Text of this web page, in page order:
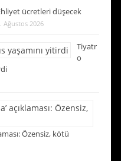
ücretleri düşecek
Ağustos 2026
Tiyatr
o
Özensiz, kötü